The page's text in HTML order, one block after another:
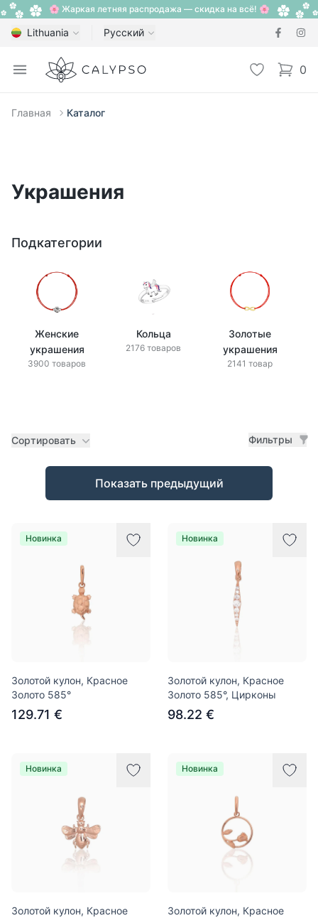
🌸 Жаркая летняя распродажа — скидка на всё! 🌸
Lithuania Русский
Open menu
Calypso Избранное
0
items
Главная Каталог
Украшения
Подкатегории
Женские
украшения
3900 товаров
Кольца
2176 товаров
Золотые
украшения
2141 товар
Сортировать Фильтры
Товары
Показать предыдущий
Новинка
Золотой кулон, Красное
Золото 585°
129.71 €
Новинка
Золотой кулон, Красное
Золото 585°, Цирконы
98.22 €
Новинка
Золотой кулон, Красное
Новинка
Золотой кулон, Красное